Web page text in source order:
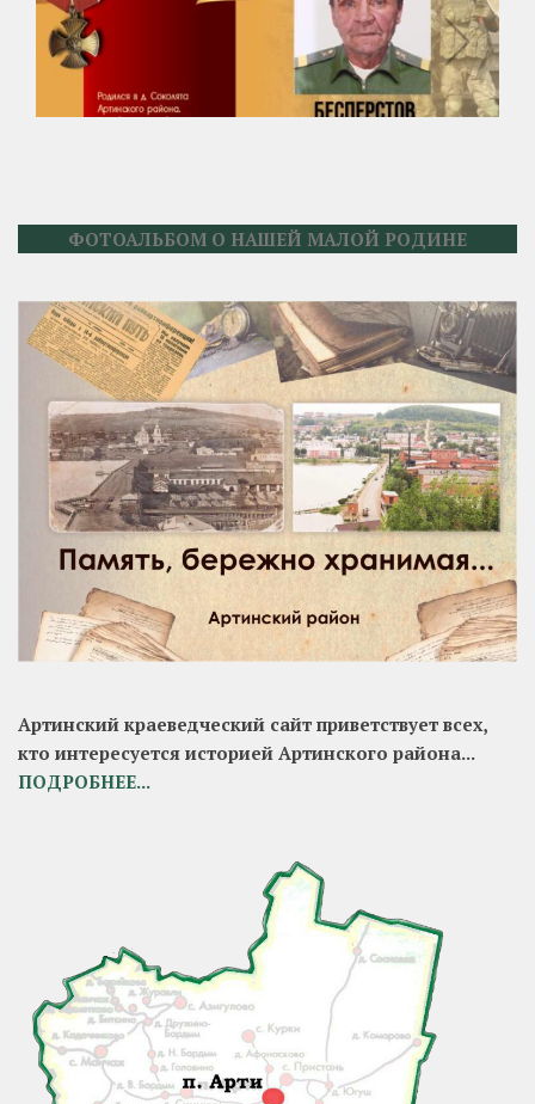
ФОТОАЛЬБОМ О НАШЕЙ МАЛОЙ РОДИНЕ
Артинский краеведческий сайт приветствует всех,
кто интересуется историей Артинского района...
ПОДРОБНЕЕ...